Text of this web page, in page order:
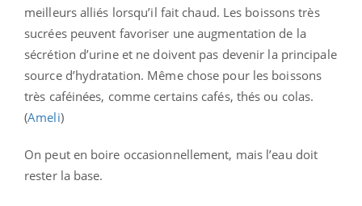
meilleurs alliés lorsqu’il fait chaud. Les boissons très
sucrées peuvent favoriser une augmentation de la
sécrétion d’urine et ne doivent pas devenir la principale
source d’hydratation. Même chose pour les boissons
très caféinées, comme certains cafés, thés ou colas.
(Ameli)
On peut en boire occasionnellement, mais l’eau doit
rester la base.